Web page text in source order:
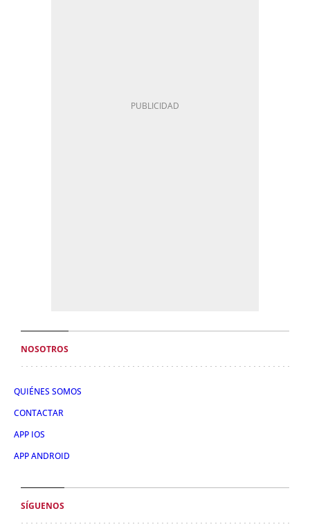
NOSOTROS
QUIÉNES SOMOS
CONTACTAR
APP IOS
APP ANDROID
SÍGUENOS